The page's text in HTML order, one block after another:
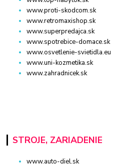
www.proti-skodcom.sk
www.retromaxishop.sk
www.superpredajca.sk
www.spotrebice-domace.sk
www.osvetlenie-svietidla.eu
www.uni-kozmetika.sk
www.zahradnicek.sk
STROJE, ZARIADENIE
www.auto-diel.sk